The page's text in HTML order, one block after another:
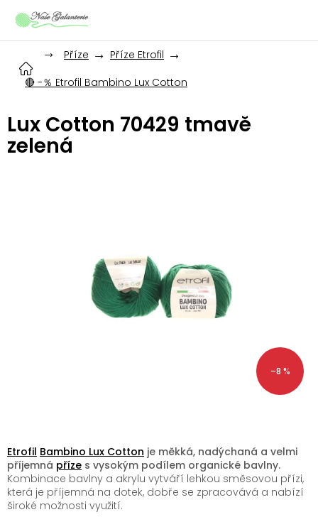
Příze
Příze Etrofil
🔴 -％ Etrofil Bambino Lux Cotton
Lux Cotton 70429 tmavě
zelená
–8 %
Etrofil Bambino Lux Cotton je měkká, nadýchaná a velmi
příjemná příze s vysokým podílem organické bavlny.
Kombinace bavlny a akrylu vytváří lehkou směsovou přízi,
která je příjemná na dotek, dobře se zpracovává a nabízí
široké možnosti využití.